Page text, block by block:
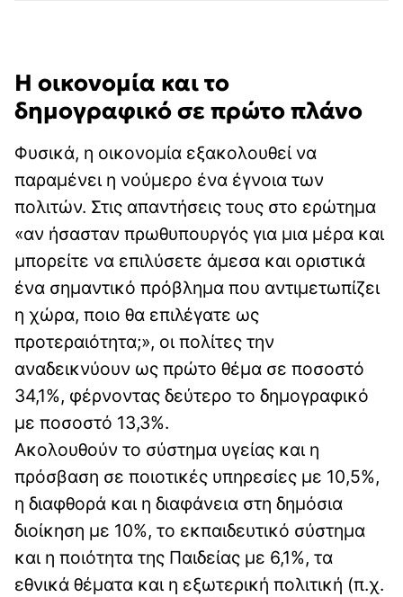
Η οικονομία και το
δημογραφικό σε πρώτο πλάνο
Φυσικά, η οικονομία εξακολουθεί να
παραμένει η νούμερο ένα έγνοια των
πολιτών. Στις απαντήσεις τους στο ερώτημα
«αν ήσασταν πρωθυπουργός για μια μέρα και
μπορείτε να επιλύσετε άμεσα και οριστικά
ένα σημαντικό πρόβλημα που αντιμετωπίζει
η χώρα, ποιο θα επιλέγατε ως
προτεραιότητα;», οι πολίτες την
αναδεικνύουν ως πρώτο θέμα σε ποσοστό
34,1%, φέρνοντας δεύτερο το δημογραφικό
με ποσοστό 13,3%.
Ακολουθούν το σύστημα υγείας και η
πρόσβαση σε ποιοτικές υπηρεσίες με 10,5%,
η διαφθορά και η διαφάνεια στη δημόσια
διοίκηση με 10%, το εκπαιδευτικό σύστημα
και η ποιότητα της Παιδείας με 6,1%, τα
εθνικά θέματα και η εξωτερική πολιτική (π.χ.